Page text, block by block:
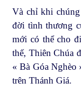
Và chỉ khi
đời tình thương
mới có thể cho
thế, Thiên Chúa
« Bà Góa
trên Thánh Giá.